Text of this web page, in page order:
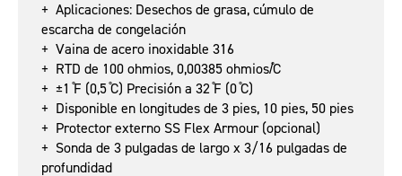
+ Aplicaciones: Desechos de grasa, cúmulo de
escarcha de congelación
+ Vaina de acero inoxidable 316
+ RTD de 100 ohmios, 0,00385 ohmios/̊C
+ ±1 ̊F (0,5 ̊C) Precisión a 32 ̊F (0 ̊C)
+ Disponible en longitudes de 3 pies, 10 pies, 50 pies
+ Protector externo SS Flex Armour (opcional)
+ Sonda de 3 pulgadas de largo x 3/16 pulgadas de
profundidad